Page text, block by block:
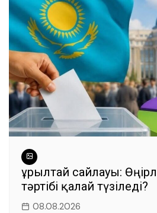
Құрылтай сайлауы:
тәртібі қалай түзіледі?
08.08.2026